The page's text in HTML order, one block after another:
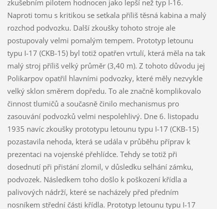
zkušebním pilotem hodnocen jako lepší než typ I-16.
Naproti tomu s kritikou se setkala příliš těsná kabina a malý
rozchod podvozku. Další zkoušky tohoto stroje ale
postupovaly velmi pomalým tempem. Prototyp letounu
typu I-17 (CKB-15) byl totiž opatřen vrtulí, která měla na tak
malý stroj příliš velký průměr (3,40 m). Z tohoto důvodu jej
Polikarpov opatřil hlavními podvozky, které měly nezvykle
velký sklon směrem dopředu. To ale značně komplikovalo
činnost tlumičů a současně činilo mechanismus pro
zasouvání podvozků velmi nespolehlivý. Dne 6. listopadu
1935 navíc zkoušky prototypu letounu typu I-17 (CKB-15)
pozastavila nehoda, která se udála v průběhu příprav k
prezentaci na vojenské přehlídce. Tehdy se totiž při
dosednutí při přistání zlomil, v důsledku selhání zámku,
podvozek. Následkem toho došlo k poškození křídla a
palivových nádrží, které se nacházely před předním
nosníkem střední části křídla. Prototyp letounu typu I-17